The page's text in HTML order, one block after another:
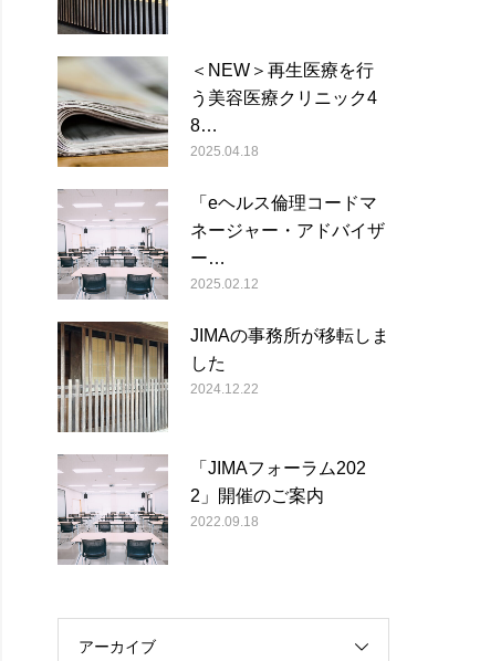
＜NEW＞再生医療を行
う美容医療クリニック4
8…
2025.04.18
「eヘルス倫理コードマ
ネージャー・アドバイザ
ー…
2025.02.12
JIMAの事務所が移転しま
した
2024.12.22
「JIMAフォーラム202
2」開催のご案内
2022.09.18
アーカイブ